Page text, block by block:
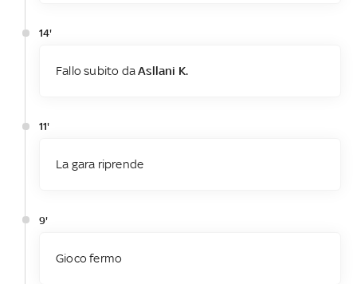
14'
Fallo subito daAsllani K.
11'
La gara riprende
9'
Gioco fermo